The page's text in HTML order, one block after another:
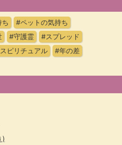
#ペットの気持ち
#守護霊
#スプレッド
ピリチュアル
#年の差
)